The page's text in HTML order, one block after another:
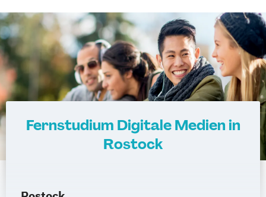
Fernstudium Digitale Medien in
Rostock